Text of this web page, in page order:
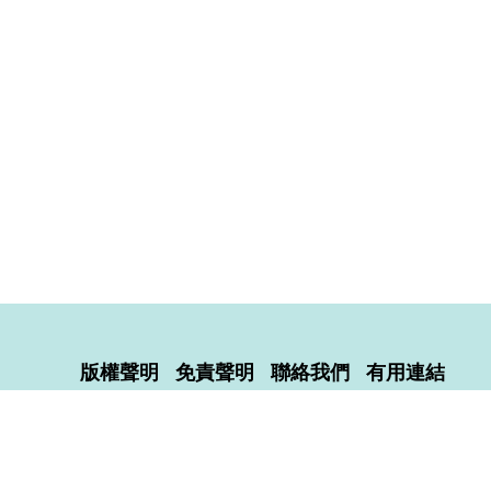
版權聲明 免責聲明 聯絡我們 有用連結